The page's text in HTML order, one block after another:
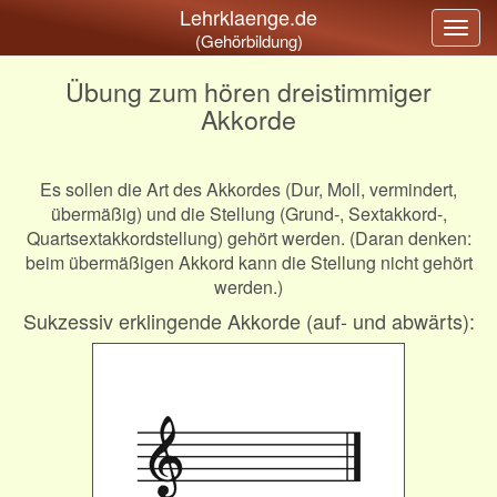
Lehrklaenge.de
(Gehörbildung)
Übung zum hören dreistimmiger
Akkorde
Es sollen die Art des Akkordes (Dur, Moll, vermindert,
übermäßig) und die Stellung (Grund-, Sextakkord-,
Quartsextakkordstellung) gehört werden. (Daran denken:
beim übermäßigen Akkord kann die Stellung nicht gehört
werden.)
Sukzessiv erklingende Akkorde (auf- und abwärts):